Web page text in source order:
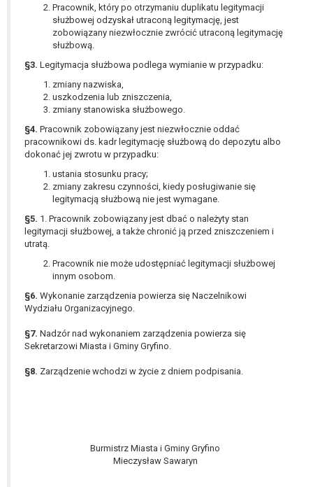
Pracownik, który po otrzymaniu duplikatu legitymacji
służbowej odzyskał utraconą legitymację, jest
zobowiązany niezwłocznie zwrócić utraconą legitymację
służbową.
§3. Legitymacja służbowa podlega wymianie w przypadku:
zmiany nazwiska,
uszkodzenia lub zniszczenia,
zmiany stanowiska służbowego.
§4. Pracownik zobowiązany jest niezwłocznie oddać
pracownikowi ds. kadr legitymację służbową do depozytu albo
dokonać jej zwrotu w przypadku:
ustania stosunku pracy;
zmiany zakresu czynności, kiedy posługiwanie się
legitymacją służbową nie jest wymagane.
§5. 1. Pracownik zobowiązany jest dbać o należyty stan
legitymacji służbowej, a także chronić ją przed zniszczeniem i
utratą.
Pracownik nie może udostępniać legitymacji służbowej
innym osobom.
§6. Wykonanie zarządzenia powierza się Naczelnikowi
Wydziału Organizacyjnego.
§7. Nadzór nad wykonaniem zarządzenia powierza się
Sekretarzowi Miasta i Gminy Gryfino.
§8. Zarządzenie wchodzi w życie z dniem podpisania.
Burmistrz Miasta i Gminy Gryfino
Mieczysław Sawaryn
W zależności od sfery, w której przetwarzane są
dane osobowe, podanie danych osobowych jest
dobrowolne albo jest wymogiem ustawowym lub
umownym.
zautomatyzowanemu podejmowaniu decyzji, w
tym również profilowaniu.